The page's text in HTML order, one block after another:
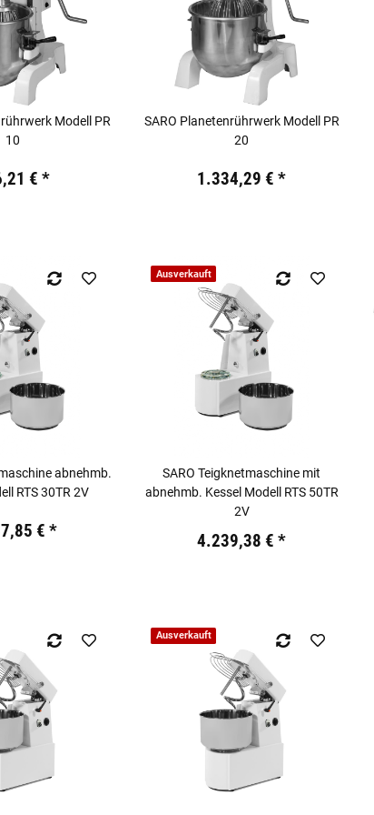
Modell PR
10
19% USt.
€ *
SARO Planetenrührwerk Modell PR
20
19,44 €inkl. 19% USt.
1.334,29 € *
abnehmb.
RTS 30TR 2V
19% USt.
€ *
Ausverkauft
SARO Teigknetmaschine mit
abnehmb. Kessel Modell RTS 50TR
2V
19,44 €inkl. 19% USt.
4.239,38 € *
Ausverkauft